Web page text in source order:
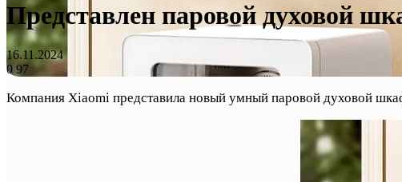
Представлен паровой духовой
16.11.2024
0 97
Компания Xiaomi представила новый умный паровой духовой